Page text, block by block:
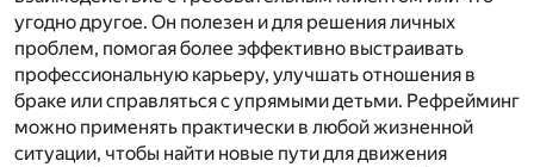
угодно другое. Он полезен и для решения личных
проблем, помогая более эффективно выстраивать
профессиональную карьеру, улучшать отношения в
браке или справляться с упрямыми детьми. Рефрейминг
можно применять практически в любой жизненной
ситуации, чтобы найти новые пути для движения